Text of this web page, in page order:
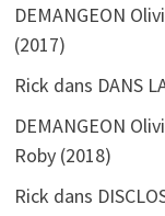
DEMANGEON
(2017)
Rick dans DANS
DEMANGEON
Roby (2018)
Rick dans